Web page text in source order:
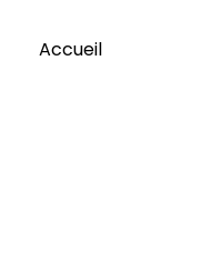
Accueil